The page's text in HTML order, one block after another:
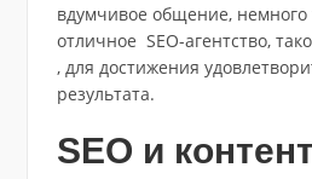
вдумчивое общение, немного
отличное SEO-агентство,
, для достижения
результата.
SEO и